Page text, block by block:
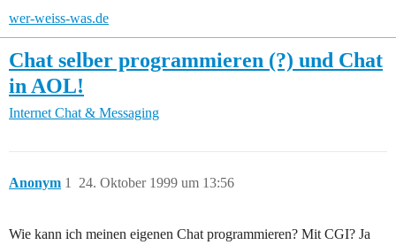
wer-weiss-was.de
Chat selber programmieren (?) und Chat
in AOL!
Internet Chat & Messaging
Anonym 24. Oktober 1999 um 13:56
1
Wie kann ich meinen eigenen Chat programmieren? Mit CGI? Ja